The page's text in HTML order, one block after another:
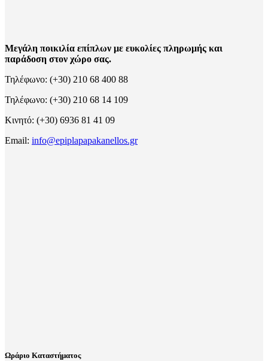
Μεγάλη ποικιλία επίπλων με ευκολίες πληρωμής και
παράδοση στον χώρο σας.
Τηλέφωνο: (+30) 210 68 400 88
Τηλέφωνο: (+30) 210 68 14 109
Κινητό: (+30) 6936 81 41 09
Email: info@epiplapapakanellos.gr
Ωράριο Καταστήματος